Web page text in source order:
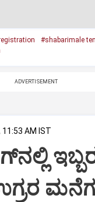
#shabarimale
ADVERTISEMENT
11:53 AM IST